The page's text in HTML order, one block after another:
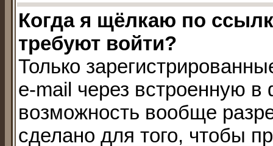
Когда я щёлкаю по
требуют войти?
Только
e-mail через встроенную
возможность вообще
сделано для того, чтобы